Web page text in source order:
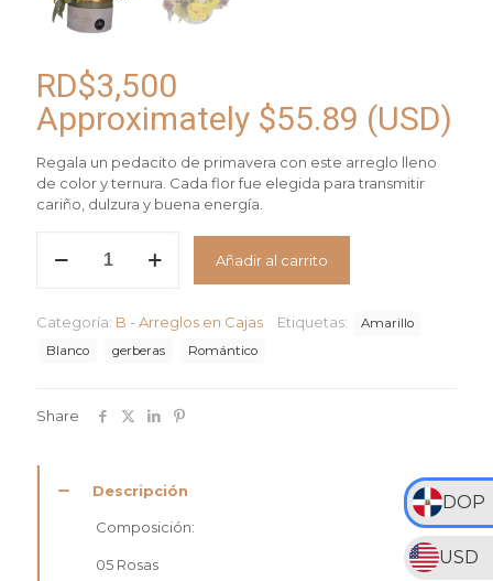
DOP
USD
RD$3,500
Approximately $55.89 (USD)
Regala un pedacito de primavera con este arreglo lleno
de color y ternura. Cada flor fue elegida para transmitir
cariño, dulzura y buena energía.
Color
cantidad
Añadir al carrito
Categoría: B - Arreglos en Cajas Etiquetas:
Amarillo
Blanco
gerberas Romántico
Share
Descripción
Composición:
05 Rosas